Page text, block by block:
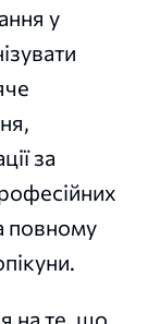
у
за
повному
на те, що